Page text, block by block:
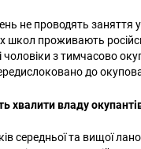
не проводять заняття
школ проживають
чоловіки з тимчасово
до
хвалити владу
середньої та вищої